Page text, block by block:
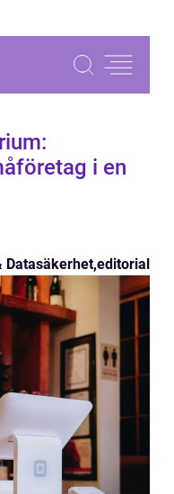
i en
Datasäkerhet,editorial